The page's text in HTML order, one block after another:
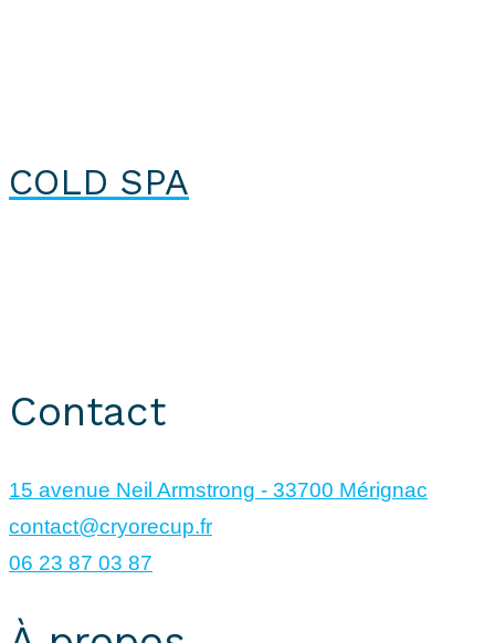
COLD SPA
Contact
15 avenue Neil Armstrong - 33700 Mérignac
contact@cryorecup.fr
06 23 87 03 87